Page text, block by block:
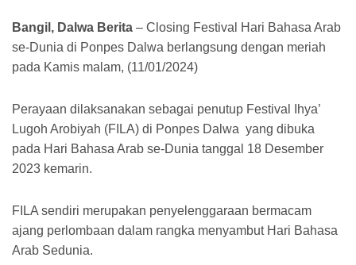
Bangil, Dalwa Berita – Closing Festival Hari Bahasa Arab
se-Dunia di Ponpes Dalwa berlangsung dengan meriah
pada Kamis malam, (11/01/2024)
Perayaan dilaksanakan sebagai penutup Festival Ihya’
Lugoh Arobiyah (FILA) di Ponpes Dalwa yang dibuka
pada Hari Bahasa Arab se-Dunia tanggal 18 Desember
2023 kemarin.
FILA sendiri merupakan penyelenggaraan bermacam
ajang perlombaan dalam rangka menyambut Hari Bahasa
Arab Sedunia.